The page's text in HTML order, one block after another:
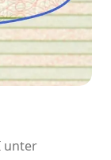
unter